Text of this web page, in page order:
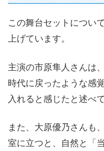
この舞台セットについ
上げています。
主演の市原隼人さんは
時代に戻ったような感
入れると感じたと述べ
また、大原優乃さんも
室に立つと、自然と「